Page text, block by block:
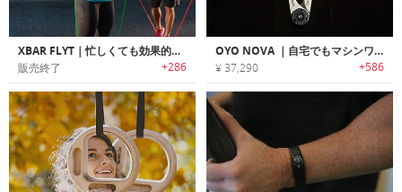
XBAR FLYT｜忙しくても効果的なワークアウトが可能なトラベルフレンドリーパーソナルフィットネスシステム「Xバーフライト」
販売終了 +286
OYO NOVA ｜自宅でもマシンワークアウトができるポータブルワークアウトデバイス「オーヨーノバ」
¥ 37,290 +586